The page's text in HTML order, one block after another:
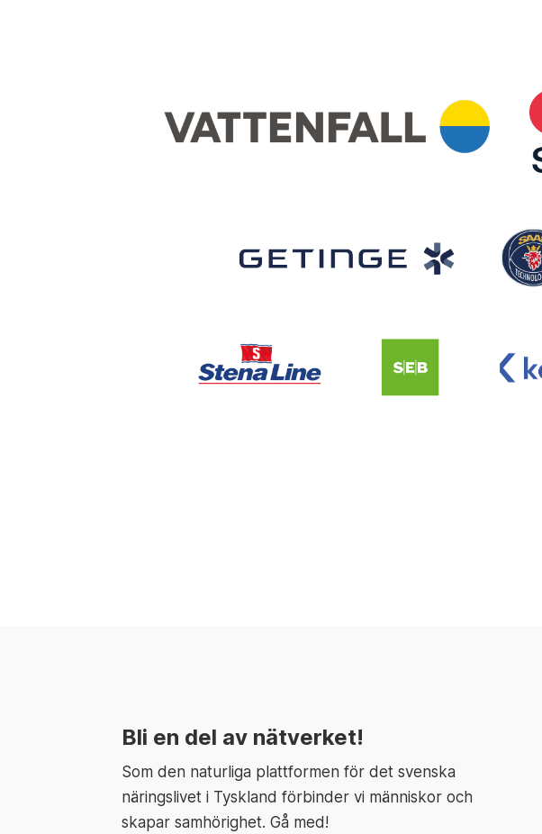
Bli en del av nätverket!
Som den naturliga plattformen för det svenska
näringslivet i Tyskland förbinder vi människor och
skapar samhörighet. Gå med!